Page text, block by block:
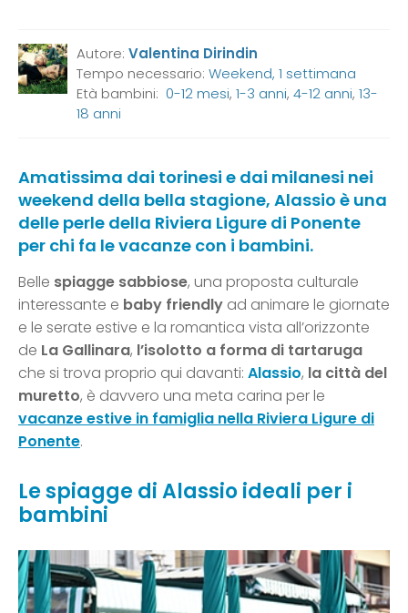
Autore:Valentina Dirindin
Tempo necessario:Weekend, 1 settimana
Età bambini:0-12 mesi,1-3 anni,4-12 anni,13-
18 anni
Amatissima dai torinesi e dai milanesi nei
weekend della bella stagione, Alassio è una
delle perle della Riviera Ligure di Ponente
per chi fa le vacanze con i bambini.
Belle spiagge sabbiose, una proposta culturale
interessante e baby friendly ad animare le giornate
e le serate estive e la romantica vista all’orizzonte
de La Gallinara, l’isolotto a forma di tartaruga
che si trova proprio qui davanti: Alassio, la città del
muretto, è davvero una meta carina per le
vacanze estive in famiglia nella Riviera Ligure di
Ponente.
Le spiagge di Alassio ideali per i
bambini